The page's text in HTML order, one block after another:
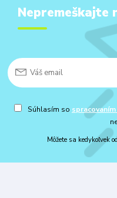
Nepremeškajte
Súhlasím so
Môžete sa kedykoľvek